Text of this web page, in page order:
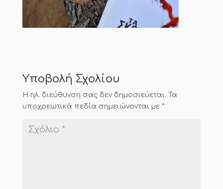
Υποβολή Σχολίου
Η ηλ. διεύθυνση σας δεν δημοσιεύεται. Τα
υποχρεωτικά πεδία σημειώνονται με *